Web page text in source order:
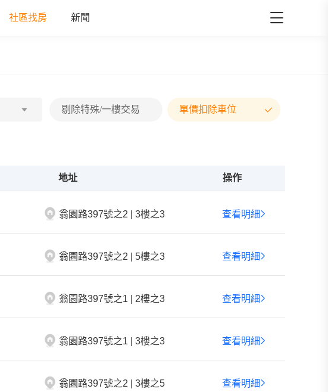
社區找房 新聞
剔除特殊/一樓交易 單價扣除車位
地址 操作
翁園路397號之2 | 3樓之3 查看明細
翁園路397號之2 | 5樓之3 查看明細
翁園路397號之1 | 2樓之3 查看明細
翁園路397號之1 | 3樓之3 查看明細
翁園路397號之2 | 3樓之5 查看明細